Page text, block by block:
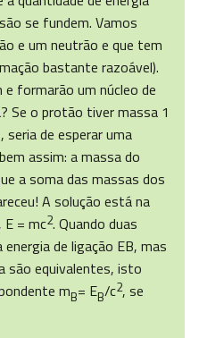
se fundem. Vamos
e um neutrão e que tem
bastante razoável).
formarão um núcleo de
Se o protão tiver massa 1
de esperar uma
assim: a massa do
a soma das massas dos
A solução está na
E = mc2. Quando duas
de ligação EB, mas
são equivalentes, isto
mB= EB/c2, se